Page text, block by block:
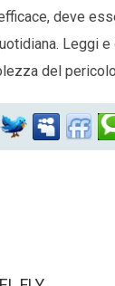
deve
Leggi
del